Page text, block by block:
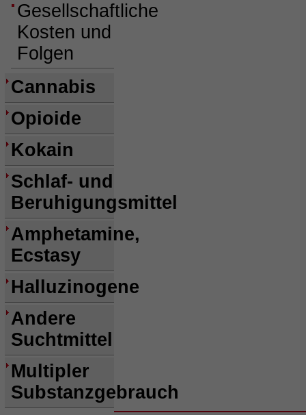
Gesellschaftliche
Kosten und
Folgen
Cannabis
Opioide
Kokain
Schlaf- und
Beruhigungsmittel
Amphetamine,
Ecstasy
Halluzinogene
Andere
Suchtmittel
Multipler
Substanzgebrauch